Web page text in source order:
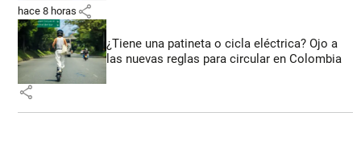
hace 8 horas share
¿Tiene una patineta o cicla eléctrica? Ojo a
las nuevas reglas para circular en Colombia
share